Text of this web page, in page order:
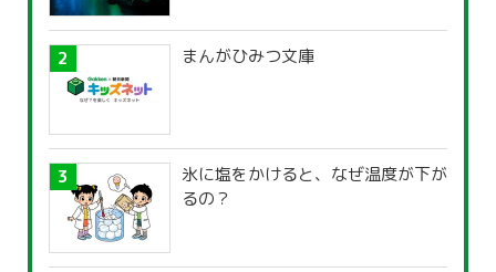
まんがひみつ文庫
氷に塩をかけると、なぜ温度が下が
るの？